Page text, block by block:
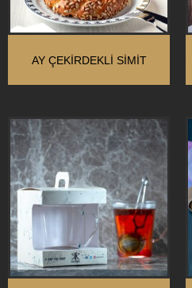
AY ÇEKIRDEKLI SIMIT